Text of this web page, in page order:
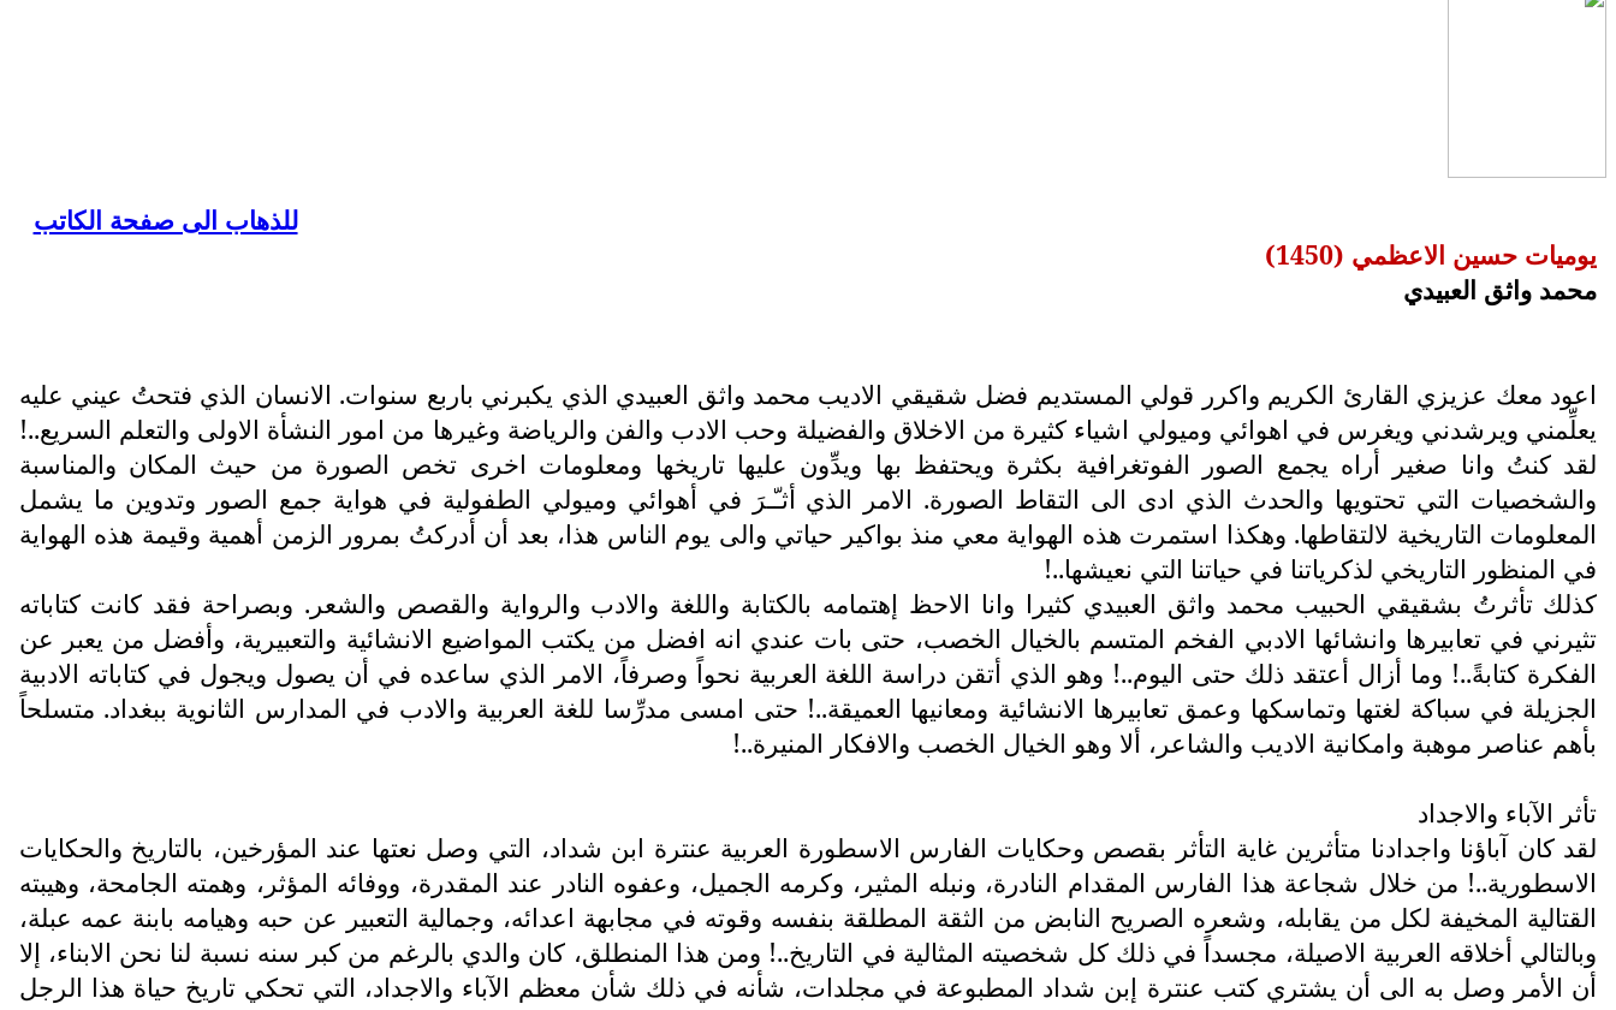
للذهاب الى صفحة الكاتب
يوميات حسين الاعظمي (1450)
محمد واثق العبيدي
اعود معك عزيزي القارئ الكريم واكرر قولي المستديم فضل شقيقي الاديب محمد واثق العبيدي الذي يكبرني باربع سنوات. الانسان الذي فتحتُ عيني عليه
يعلِّمني ويرشدني ويغرس في اهوائي وميولي اشياء كثيرة من الاخلاق والفضيلة وحب الادب والفن والرياضة وغيرها من امور النشأة الاولى والتعلم السريع..!
لقد كنتُ وانا صغير أراه يجمع الصور الفوتغرافية بكثرة ويحتفظ بها ويدِّون عليها تاريخها ومعلومات اخرى تخص الصورة من حيث المكان والمناسبة
والشخصيات التي تحتويها والحدث الذي ادى الى التقاط الصورة. الامر الذي أثـّـرَ في أهوائي وميولي الطفولية في هواية جمع الصور وتدوين ما يشمل
المعلومات التاريخية لالتقاطها. وهكذا استمرت هذه الهواية معي منذ بواكير حياتي والى يوم الناس هذا، بعد أن أدركتُ بمرور الزمن أهمية وقيمة هذه الهواية
في المنظور التاريخي لذكرياتنا في حياتنا التي نعيشها..!
كذلك تأثرتُ بشقيقي الحبيب محمد واثق العبيدي كثيرا وانا الاحظ إهتمامه بالكتابة واللغة والادب والرواية والقصص والشعر. وبصراحة فقد كانت كتاباته
تثيرني في تعابيرها وانشائها الادبي الفخم المتسم بالخيال الخصب، حتى بات عندي انه افضل من يكتب المواضيع الانشائية والتعبيرية، وأفضل من يعبر عن
الفكرة كتابةً..! وما أزال أعتقد ذلك حتى اليوم..! وهو الذي أتقن دراسة اللغة العربية نحواً وصرفاً، الامر الذي ساعده في أن يصول ويجول في كتاباته الادبية
الجزيلة في سباكة لغتها وتماسكها وعمق تعابيرها الانشائية ومعانيها العميقة..! حتى امسى مدرِّسا للغة العربية والادب في المدارس الثانوية ببغداد. متسلحاً
بأهم عناصر موهبة وامكانية الاديب والشاعر، ألا وهو الخيال الخصب والافكار المنيرة..!
تأثر الآباء والاجداد
لقد كان آباؤنا واجدادنا متأثرين غاية التأثر بقصص وحكايات الفارس الاسطورة العربية عنترة ابن شداد، التي وصل نعتها عند المؤرخين، بالتاريخ والحكايات
الاسطورية..! من خلال شجاعة هذا الفارس المقدام النادرة، ونبله المثير، وكرمه الجميل، وعفوه النادر عند المقدرة، ووفائه المؤثر، وهمته الجامحة، وهيبته
القتالية المخيفة لكل من يقابله، وشعره الصريح النابض من الثقة المطلقة بنفسه وقوته في مجابهة اعدائه، وجمالية التعبير عن حبه وهيامه بابنة عمه عبلة،
وبالتالي أخلاقه العربية الاصيلة، مجسداً في ذلك كل شخصيته المثالية في التاريخ..! ومن هذا المنطلق، كان والدي بالرغم من كبر سنه نسبة لنا نحن الابناء، إلا
أن الأمر وصل به الى أن يشتري كتب عنترة إبن شداد المطبوعة في مجلدات، شأنه في ذلك شأن معظم الآباء والاجداد، التي تحكي تاريخ حياة هذا الرجل